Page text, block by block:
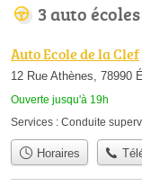
3 auto écoles
Auto Ecole de la Clef
12 Rue Athènes, 78990
Ouverte jusqu'à 19h
Services : Conduite
Horaires